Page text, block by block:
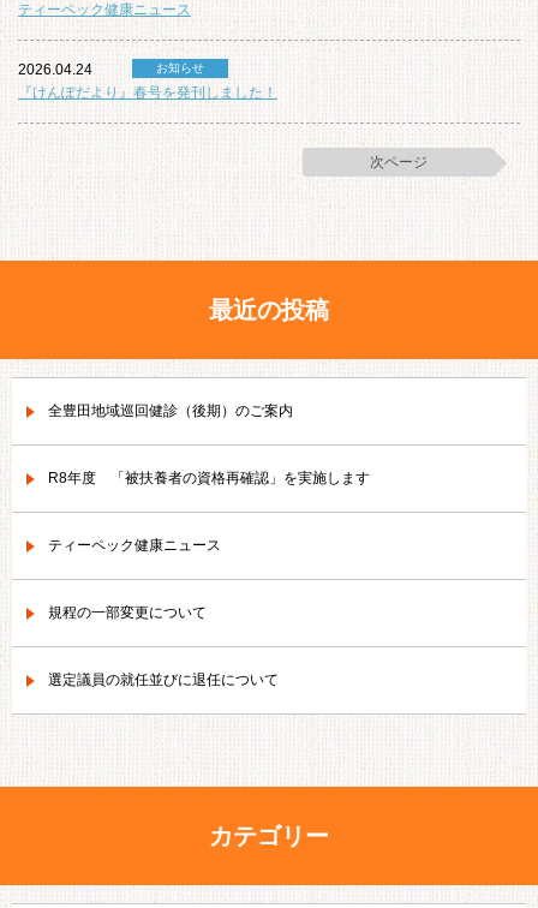
ティーペック健康ニュース
2026.04.24 お知らせ
『けんぽだより』春号を発刊しました！
次ページ
最近の投稿
全豊田地域巡回健診（後期）のご案内
R8年度 「被扶養者の資格再確認」を実施します
ティーペック健康ニュース
規程の一部変更について
選定議員の就任並びに退任について
カテゴリー